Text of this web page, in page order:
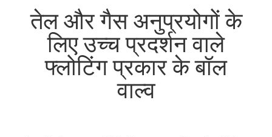
उत्पादतेल और गैस अनुप्रयोगों के
लिए उच्च प्रदर्शन वाले
फ्लोटिंग प्रकार के बॉल
वाल्व